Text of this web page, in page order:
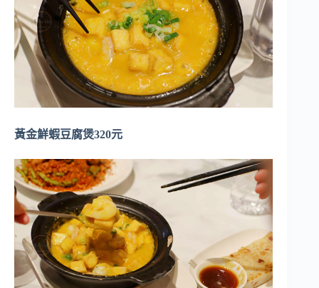
黃金鮮蝦豆腐煲320元